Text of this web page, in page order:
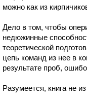
можно как из
Дело в том, чтобы
недюжинные
теоретической
цепь команд из нее в
результате проб,
Разумеется, книга не